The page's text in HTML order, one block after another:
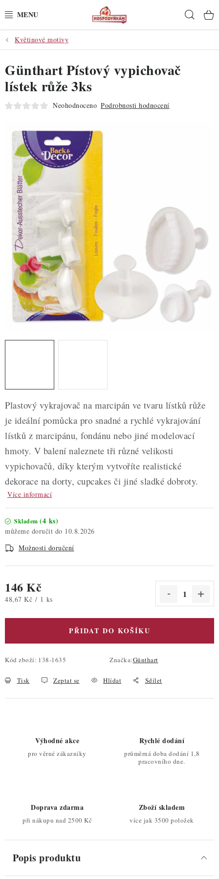
na
POTŘEBY
POMŮCKY
SUROVINY
PRO OSLAVY
DO KUCHYNĚ
POCHUTINY
ZDRAVÉ PEČENÍ
DÁRKOVÉ POUKAZY
TÉMATICKÉ PRODUKTY
PROFI BALENÍ
NOVÉ ZBOŽÍ
Hodnocení obchodu
Blog
Moje objednávka
Podmínky ochrany osobních údajů
Květinové motivy
Plastový vykrajovač na marcipán ve tvaru lístků růže
je ideální pomůcka pro snadné a rychlé vykrajování
lístků z marcipánu, fondánu nebo jiné modelovací
hmoty. V balení naleznete tři různé velikosti
vypichovačů, díky kterým vytvoříte realistické
dekorace na dorty, cupcakes či jiné sladké dobroty.
Více informací
Skladem (4 ks)
10.8.2026
Možnosti doručení
146 Kč
Měrná cena:
48,67 Kč / 1 ks
PŘIDAT DO KOŠÍKU
Kód zboží: 138-1635 Značka:Günthart
Tisk Zeptat se Hlídat Sdílet
Günthart Pístový vypichovač
lístek růže 3ks
Neohodnoceno Podrobnosti hodnocení
Výhodné akce
pro věrné zákazníky
Rychlé dodání
průměrná doba dodání 1,8
pracovního dne.
Doprava zdarma
při nákupu nad 2500 Kč
Zboží skladem
více jak 3500 položek
Popis produktu